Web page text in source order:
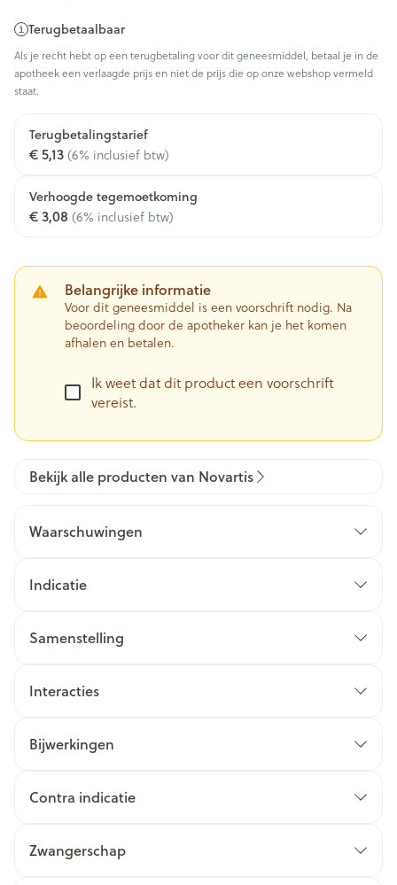
Terugbetaalbaar
Als je recht hebt op een terugbetaling voor dit geneesmiddel, betaal je in de
apotheek een verlaagde prijs en niet de prijs die op onze webshop vermeld
staat.
Terugbetalingstarief
€ 5,13(6% inclusief btw)
Verhoogde tegemoetkoming
€ 3,08 (6% inclusief btw)
Belangrijke informatie
Voor dit geneesmiddel is een voorschrift nodig. Na
beoordeling door de apotheker kan je het komen
afhalen en betalen.
Ik weet dat dit product een voorschrift
vereist.
Bekijk alle producten van Novartis
Waarschuwingen
Indicatie
Samenstelling
Interacties
Bijwerkingen
Contra indicatie
Zwangerschap